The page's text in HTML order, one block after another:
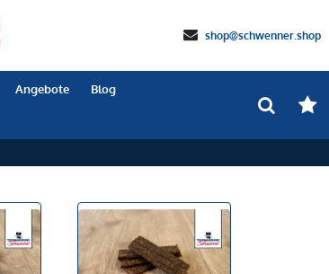
shop@schwenner.shop
Angebote Blog